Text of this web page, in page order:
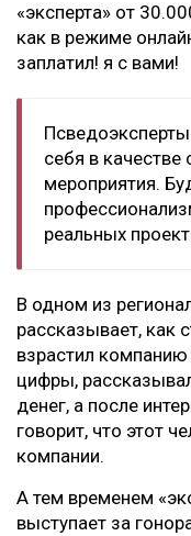
«эксперта» от
как в режиме
заплатил! я с вами!
себя в
мероприятия.
реальных
В одном из
рассказывает, как
взрастил
цифры,
денег, а после
говорит, что этот
компании.
А тем временем
выступает за